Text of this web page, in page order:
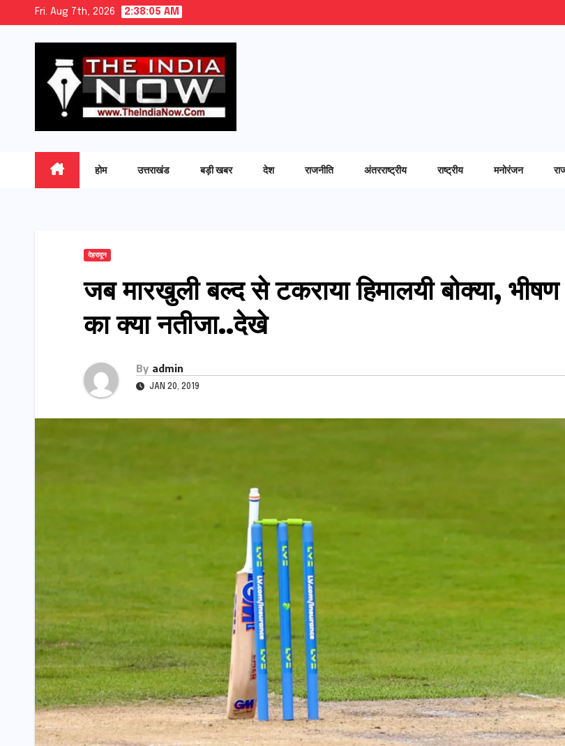
Fri. Aug 7th, 2026 2:38:07 AM
होम उत्तराखंड बड़ी खबर देश राजनीति अंतरराष्ट्रीय राष्ट्रीय मनोरंजन
देहरादून
जब मारखुली बल्द से टकराया हिमालयी बोक्या,
का क्या नतीजा..देखे
By admin
JAN 20, 2019